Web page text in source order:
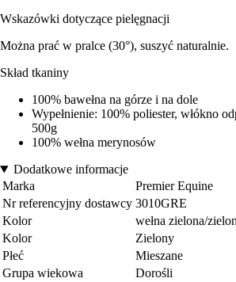
Wskazówki dotyczące pielęgnacji
Można prać w pralce (30°), suszyć naturalnie.
Skład tkaniny
100% bawełna na górze i na dole
Wypełnienie: 100% poliester, włókno
500g
100% wełna merynosów
Dodatkowe informacje
Marka
Premier Equine
Nr referencyjny dostawcy 3010GRE
Kolor
wełna zielona/
Kolor
Zielony
Płeć
Mieszane
Grupa wiekowa
Dorośli